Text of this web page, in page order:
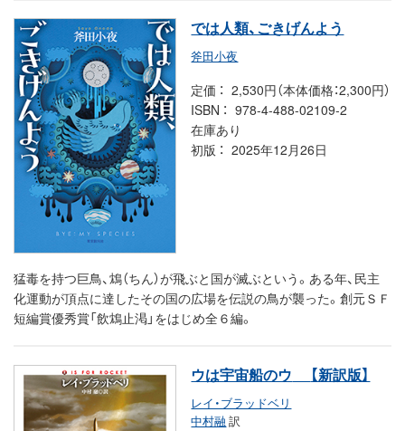
では人類、ごきげんよう
斧田小夜
定価
2,530円（本体価格：2,300円）
ISBN
978-4-488-02109-2
在庫あり
初版
2025年12月26日
猛毒を持つ巨鳥、鴆（ちん）が飛ぶと国が滅ぶという。ある年、民主
化運動が頂点に達したその国の広場を伝説の鳥が襲った。創元ＳＦ
短編賞優秀賞「飲鴆止渇」をはじめ全６編。
ウは宇宙船のウ 【新訳版】
レイ・ブラッドベリ
中村融訳